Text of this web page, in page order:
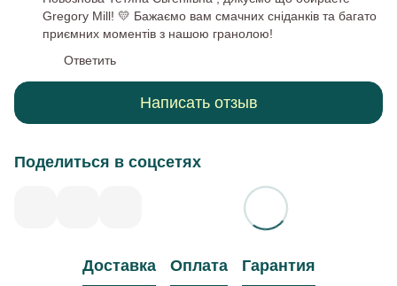
Gregory Mill! 💛 Бажаємо вам смачних сніданків та багато
приємних моментів з нашою гранолою!
Ответить
Написать отзыв
Поделиться в соцсетях
Доставка Оплата Гарантия